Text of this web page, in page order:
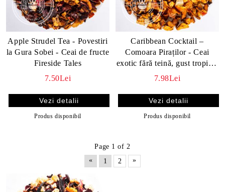
Apple Strudel Tea - Povestiri
la Gura Sobei - Ceai de fructe
Fireside Tales
7.50Lei
Vezi detalii
Produs disponibil
Caribbean Cocktail –
Comoara Piraților - Ceai
exotic fără teină, gust tropical
și vibrant
7.98Lei
Vezi detalii
Produs disponibil
Page 1 of 2
«
1 2 »